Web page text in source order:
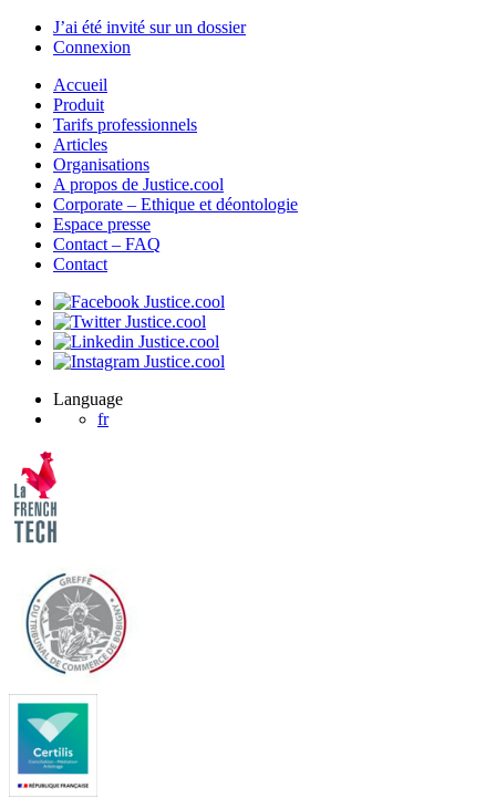
J’ai été invité sur un dossier
Connexion
Accueil
Produit
Tarifs professionnels
Articles
Organisations
A propos de Justice.cool
Corporate – Ethique et déontologie
Espace presse
Contact – FAQ
Contact
Language
fr